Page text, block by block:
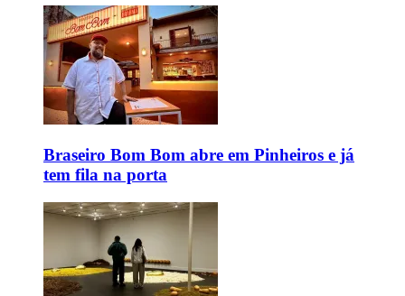
Braseiro Bom Bom abre em Pinheiros e já
tem fila na porta